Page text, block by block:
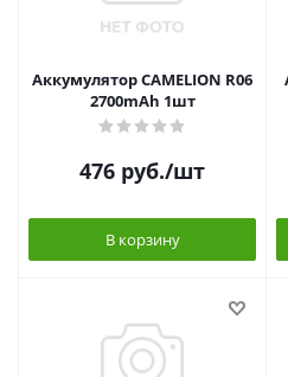
Аккумулятор CAMELION R06
2700mAh 1шт
476 руб./шт
В корзину